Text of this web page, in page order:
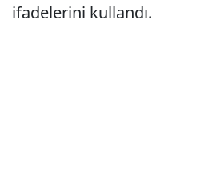
ifadelerini kullandı.